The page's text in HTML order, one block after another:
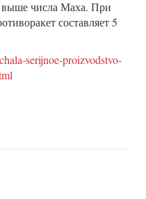
выше числа Маха. При
составляет 5
serijnoe-proizvodstvo-